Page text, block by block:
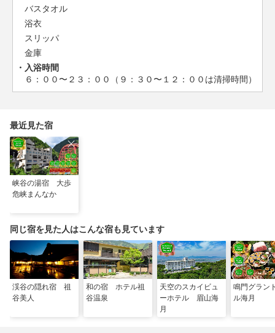
バスタオル
浴衣
スリッパ
金庫
入浴時間
６：００〜２３：００（９：３０〜１２：００は清掃時間）
最近見た宿
峡谷の湯宿 大歩
危峡まんなか
同じ宿を見た人はこんな宿も見ています
渓谷の隠れ宿 祖
谷美人
和の宿 ホテル祖
谷温泉
天空のスカイビュ
ーホテル 眉山海
月
鳴門グラン
ル海月